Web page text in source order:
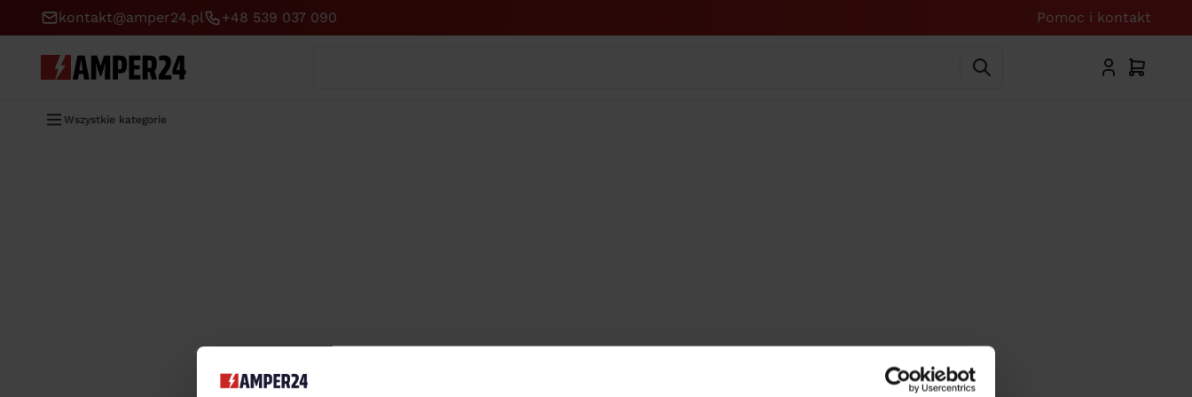
Pomoc i kontakt
kontakt@amper24.pl +48 539 037 090
Wszystkie kategorie